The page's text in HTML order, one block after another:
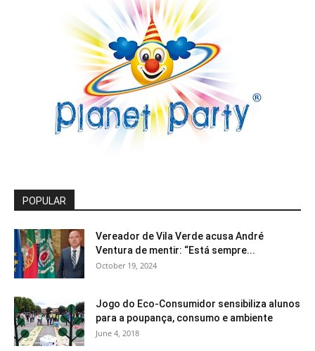
POPULAR
Vereador de Vila Verde acusa André
Ventura de mentir: “Está sempre...
October 19, 2024
Jogo do Eco-Consumidor sensibiliza alunos
para a poupança, consumo e ambiente
June 4, 2018